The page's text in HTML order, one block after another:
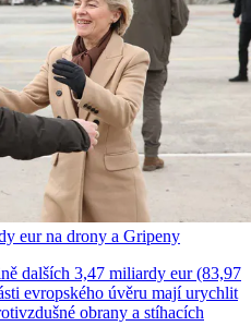
eur na drony a Gripeny
dalších 3,47 miliardy eur (83,97
evropského úvěru mají urychlit
obrany a stíhacích